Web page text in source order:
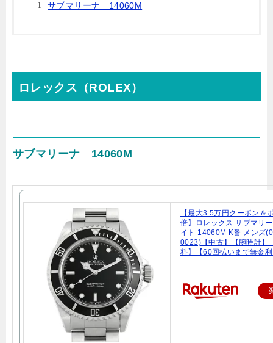
サブマリーナ 14060M
ロレックス（ROLEX）
サブマリーナ 14060M
【最大3.5万円クーポン＆
倍】ロレックス サブマリ
イト 14060M K番 メンズ
0023)【中古】【腕時計】
料】【60回払いまで無金